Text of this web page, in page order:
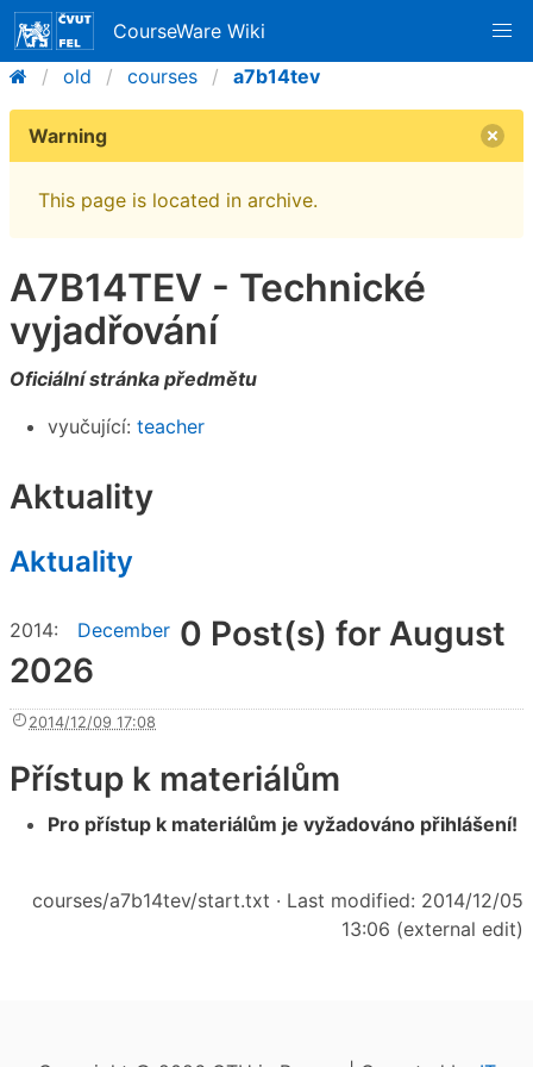
CourseWare Wiki
old
courses a7b14tev
Warning
This page is located in archive.
A7B14TEV - Technické
vyjadřování
Oficiální stránka předmětu
vyučující: teacher
Aktuality
Aktuality
2014: December 0 Post(s) for August
2026
2014/12/09 17:08
Přístup k materiálům
Pro přístup k materiálům je vyžadováno přihlášení!
courses/a7b14tev/start.txt · Last modified: 2014/12/05
13:06 (external edit)